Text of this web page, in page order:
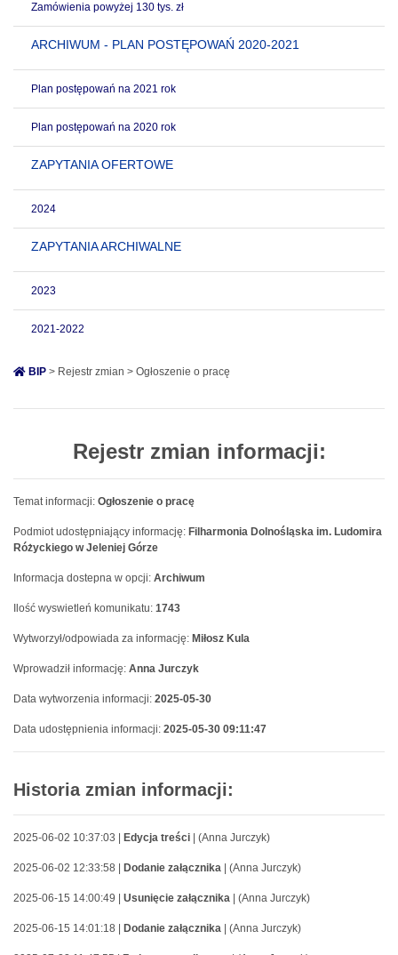
Zamówienia powyżej 130 tys. zł
ARCHIWUM - PLAN POSTĘPOWAŃ 2020-2021
Plan postępowań na 2021 rok
Plan postępowań na 2020 rok
ZAPYTANIA OFERTOWE
2024
ZAPYTANIA ARCHIWALNE
2023
2021-2022
BIP > Rejestr zmian > Ogłoszenie o pracę
Rejestr zmian informacji:
Temat informacji: Ogłoszenie o pracę
Podmiot udostępniający informację: Filharmonia Dolnośląska im. Ludomira
Różyckiego w Jeleniej Górze
Informacja dostepna w opcji: Archiwum
Ilość wyswietleń komunikatu: 1743
Wytworzył/odpowiada za informację: Miłosz Kula
Wprowadził informację: Anna Jurczyk
Data wytworzenia informacji: 2025-05-30
Data udostępnienia informacji: 2025-05-30 09:11:47
Historia zmian informacji:
2025-06-02 10:37:03 | Edycja treści | (Anna Jurczyk)
2025-06-02 12:33:58 | Dodanie załącznika | (Anna Jurczyk)
2025-06-15 14:00:49 | Usunięcie załącznika | (Anna Jurczyk)
2025-06-15 14:01:18 | Dodanie załącznika | (Anna Jurczyk)